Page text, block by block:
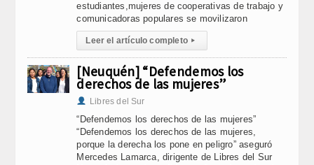
estudiantes,mujeres de cooperativas de trabajo y
comunicadoras populares se movilizaron
Leer el artículo completo ▸
[Neuquén] “Defendemos los
derechos de las mujeres”
Libres del Sur
“Defendemos los derechos de las mujeres”
“Defendemos los derechos de las mujeres,
porque la derecha los pone en peligro” aseguró
Mercedes Lamarca, dirigente de Libres del Sur